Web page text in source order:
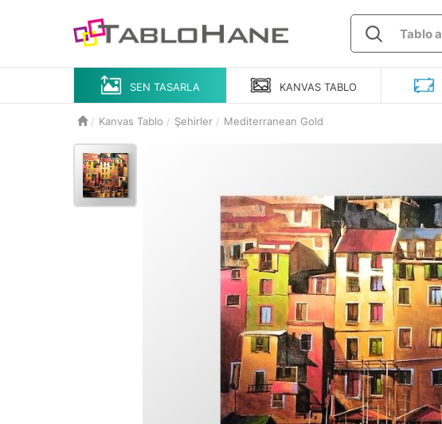
SEN TASARLA KANVAS TABLO
Kanvas Tablo Şehirler Mediterranean Gold